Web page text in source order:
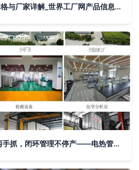
供应洗衣机电热管价格与厂家详解_世界工厂网产品信息库推荐
辽宁嘉顺 防疫生产两手抓，闭环管理不停产——电热管企业抗疫稳产的生动实践